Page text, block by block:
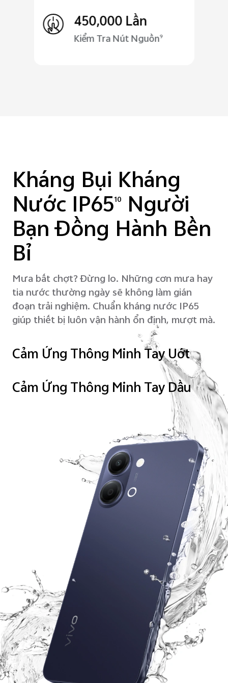
450,000 Lần
Kiểm Tra Nút Nguồn9
Kháng Bụi Kháng
Nước IP6510 Người
Bạn Đồng Hành Bền
Bỉ
Mưa bất chợt? Đừng lo. Những cơn mưa hay
tia nước thường ngày sẽ không làm gián
đoạn trải nghiệm. Chuẩn kháng nước IP65
giúp thiết bị luôn vận hành ổn định, mượt mà.
Cảm Ứng Thông Minh Tay Uớt
Cảm Ứng Thông Minh Tay Dầu